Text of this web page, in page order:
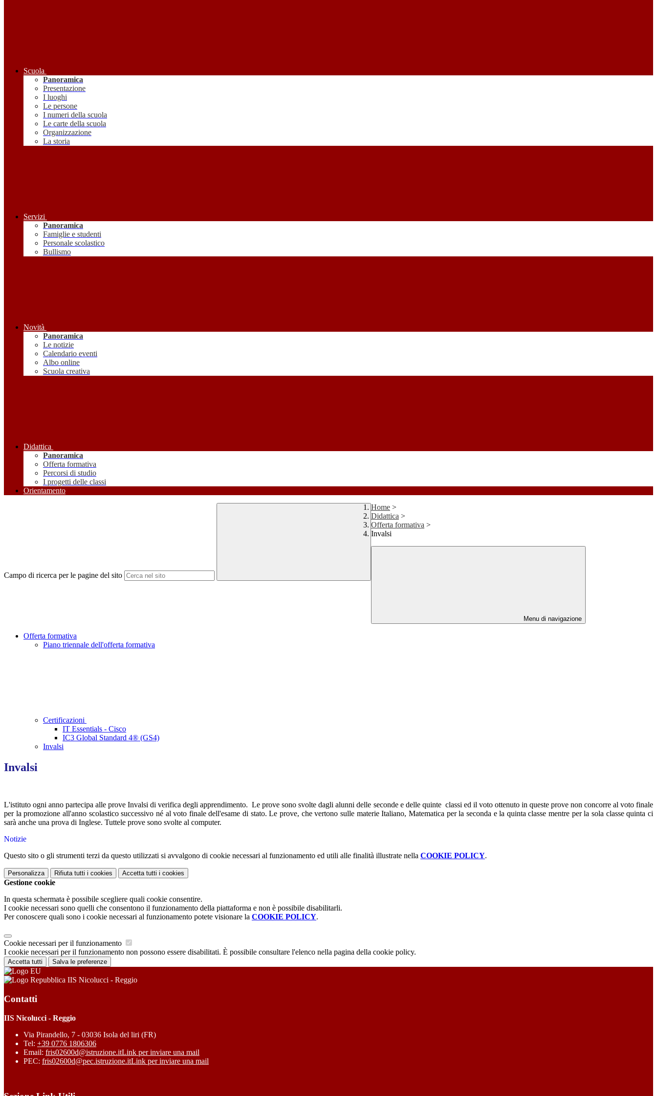
Scuola
Panoramica
Presentazione
I luoghi
Le persone
I numeri della scuola
Le carte della scuola
Organizzazione
La storia
Servizi
Panoramica
Famiglie e studenti
Personale scolastico
Bullismo
Novità
Panoramica
Le notizie
Calendario eventi
Albo online
Scuola creativa
Didattica
Panoramica
Offerta formativa
Percorsi di studio
I progetti delle classi
Orientamento
Campo di ricerca per le pagine del sito
Home >
Didattica >
Offerta formativa >
Invalsi
Menu di navigazione
Offerta formativa
Piano triennale dell'offerta formativa
Certificazioni
IT Essentials - Cisco
IC3 Global Standard 4® (GS4)
Invalsi
Invalsi
L'istituto ogni anno partecipa alle prove Invalsi di verifica degli apprendimento. Le prove sono svolte dagli alunni delle seconde e delle quinte classi ed il voto ottenuto in queste prove non concorre al voto finale
per la promozione all'anno scolastico successivo né al voto finale dell'esame di stato. Le prove, che vertono sulle materie Italiano, Matematica per la seconda e la quinta classe mentre per la sola classe quinta ci
sarà anche una prova di Inglese. Tuttele prove sono svolte al computer.
Notizie
Questo sito o gli strumenti terzi da questo utilizzati si avvalgono di cookie necessari al funzionamento ed utili alle finalità illustrate nella COOKIE POLICY.
Personalizza Rifiuta tutti i cookies Accetta tutti i cookies
Gestione cookie
In questa schermata è possibile scegliere quali cookie consentire.
I cookie necessari sono quelli che consentono il funzionamento della piattaforma e non è possibile disabilitarli.
Per conoscere quali sono i cookie necessari al funzionamento potete visionare la COOKIE POLICY.
Cookie necessari per il funzionamento
I cookie necessari per il funzionamento non possono essere disabilitati. È possibile consultare l'elenco nella pagina della cookie policy.
Accetta tutti Salva le preferenze
IIS Nicolucci - Reggio
Contatti
IIS Nicolucci - Reggio
Via Pirandello, 7 - 03036 Isola del liri (FR)
Tel: +39 0776 1806306
Email: fris02600d@istruzione.itLink per inviare una mail
PEC: fris02600d@pec.istruzione.itLink per inviare una mail